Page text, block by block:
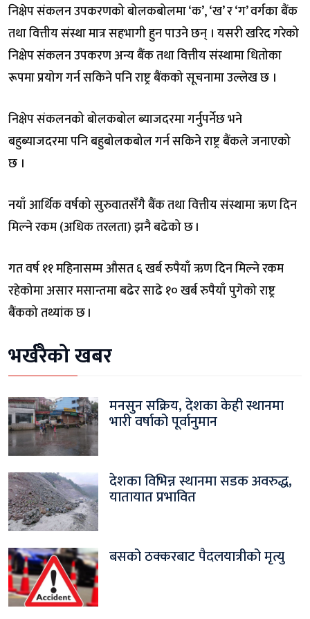
निक्षेप संकलन उपकरणको बोलकबोलमा ‘क’, ‘ख’ र ‘ग’ वर्गका बैंक
तथा वित्तीय संस्था मात्र सहभागी हुन पाउने छन् । यसरी खरिद गरेको
निक्षेप संकलन उपकरण अन्य बैंक तथा वित्तीय संस्थामा धितोका
रूपमा प्रयोग गर्न सकिने पनि राष्ट्र बैंकको सूचनामा उल्लेख छ ।
निक्षेप संकलनको बोलकबोल ब्याजदरमा गर्नुपर्नेछ भने
बहुब्याजदरमा पनि बहुबोलकबोल गर्न सकिने राष्ट्र बैंकले जनाएको
छ ।
नयाँ आर्थिक वर्षको सुरुवातसँगै बैंक तथा वित्तीय संस्थामा ऋण दिन
मिल्ने रकम (अधिक तरलता) झनै बढेको छ ।
गत वर्ष ११ महिनासम्म औसत ६ खर्ब रुपैयाँ ऋण दिन मिल्ने रकम
रहेकोमा असार मसान्तमा बढेर साढे १० खर्ब रुपैयाँ पुगेको राष्ट्र
बैंकको तथ्यांक छ ।
भर्खरैको खबर
मनसुन सक्रिय, देशका केही स्थानमा
भारी वर्षाको पूर्वानुमान
देशका विभिन्न स्थानमा सडक अवरुद्ध,
यातायात प्रभावित
बसको ठक्करबाट पैदलयात्रीको मृत्यु